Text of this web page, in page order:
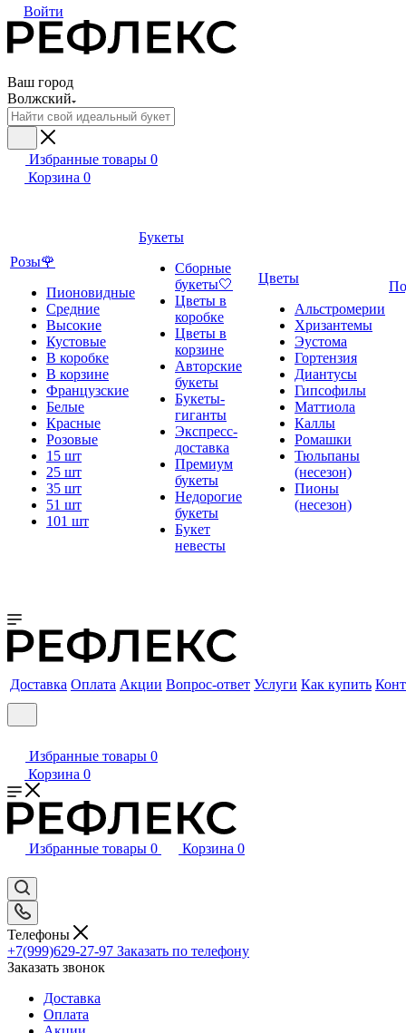
Войти
Ваш город
Волжский
Избранные товары 0
Корзина 0
Розы🌹
Пионовидные
Средние
Высокие
Кустовые
В коробке
В корзине
Французские
Белые
Красные
Розовые
15 шт
25 шт
35 шт
51 шт
101 шт
Букеты
Сборные
букеты🤍
Цветы в
коробке
Цветы в
корзине
Авторские
букеты
Букеты-
гиганты
Экспресс-
доставка
Премиум
букеты
Недорогие
букеты
Букет
невесты
Цветы
Альстромерии
Хризантемы
Эустома
Гортензия
Диантусы
Гипсофилы
Маттиола
Каллы
Ромашки
Тюльпаны
(несезон)
Пионы
(несезон)
Доставка Оплата Акции Вопрос-ответ Услуги Как купить
Избранные товары 0
Корзина 0
Избранные товары 0 Корзина 0
Телефоны
+7(999)629-27-97 Заказать по телефону
Заказать звонок
Доставка
Оплата